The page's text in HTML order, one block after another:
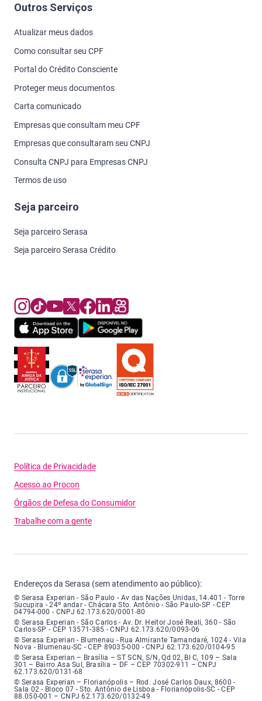
Outros Serviços
Atualizar meus dados
Como consultar seu CPF
Portal do Crédito Consciente
Proteger meus documentos
Carta comunicado
Empresas que consultam meu CPF
Empresas que consultaram seu CNPJ
Consulta CNPJ para Empresas CNPJ
Termos de uso
Seja parceiro
Seja parceiro Serasa
Seja parceiro Serasa Crédito
Política de Privacidade
Acesso ao Procon
Órgãos de Defesa do Consumidor
Trabalhe com a gente
Endereços da Serasa (sem atendimento ao público):
Serasa Experian - São Paulo - Endereço: Avenida das Nações Unidas,
© Serasa Experian - São Paulo - Av das Nações Unidas, 14.401 - Torre
Sucupira - 24º andar - Chácara Sto. Antônio - São Paulo-SP - CEP
04794-000 - CNPJ 62.173.620/0001-80
Serasa Experian - São Carlos - Endereço: Avenida Doutor Heitor José
© Serasa Experian - São Carlos - Av. Dr. Heitor José Reali, 360 - São
Carlos-SP - CEP 13571-385 - CNPJ 62.173.620/0093-06
Serasa Experian - Blumenau - Endereço: Rua Almirante Tamandaré,
© Serasa Experian - Blumenau - Rua Almirante Tamandaré, 1024 - Vila
Nova - Blumenau-SC - CEP 89035-000 - CNPJ 62.173.620/0104-95
Serasa Experian - Brasília, Endereço: Setor Comercial Norte, sem
© Serasa Experian – Brasília – ST SCN, S/N, Qd 02, Bl C, 109 – Sala
301 – Bairro Asa Sul, Brasília – DF – CEP 70302-911 – CNPJ
62.173.620/0131-68
Serasa Experian - Florianópolis, Endereço: Rodovia José Carlos, número
© Serasa Experian – Florianópolis – Rod. José Carlos Daux, 8600 -
Sala 02 - Bloco 07 - Sto. Antônio de Lisboa - Florianópolis-SC - CEP
88.050-001 – CNPJ 62.173.620/0132-49